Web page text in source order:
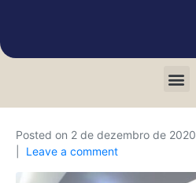
Posted on 2 de dezembro de 2020
Leave a comment